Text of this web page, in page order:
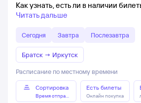
Как узнать, есть ли в наличии
Читать дальше
Сегодня Завтра Послезавтра
Братск → Иркутск
Расписание по местному времени
Сортировка
Время отправления
Есть билеты
Онлайн покупка